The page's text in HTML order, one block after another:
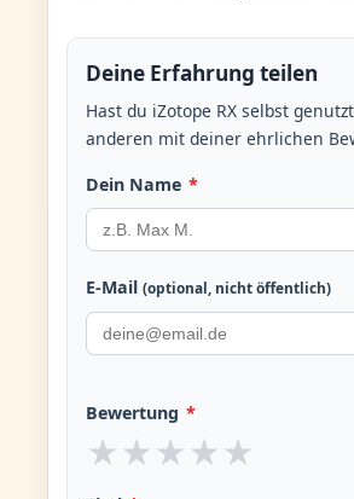
Deine Erfahrung teilen
Hast du iZotope RX selbst
anderen mit deiner ehrlichen
Dein Name *
E-Mail (optional, nicht öffentlich)
Bewertung *
★ ★ ★ ★ ★